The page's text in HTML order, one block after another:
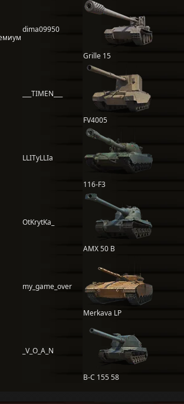
dima09950
Grille 15
___TIMEN___
FV4005
LLITyLLIa
116-F3
OtKrytKa_
AMX 50 B
my_game_over
Merkava LP
_V_O_A_N
B-C 155 58